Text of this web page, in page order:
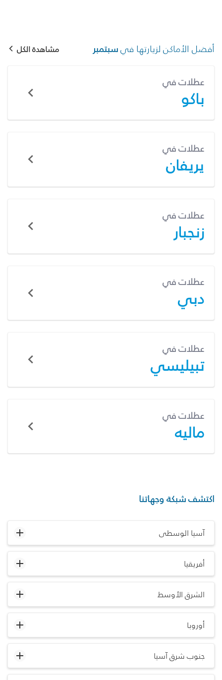
أفضل الأماكن لزيارتها فيسبتمبر مشاهدة الكل
عطلات في
باكو
عطلات في
يريفان
عطلات في
زنجبار
عطلات في
دبي
عطلات في
تبيليسي
عطلات في
ماليه
اكتشف شبكة وجهاتنا
آسيا الوسطى
أفريقيا
الشرق الأوسط
أوروبا
جنوب شرق آسيا